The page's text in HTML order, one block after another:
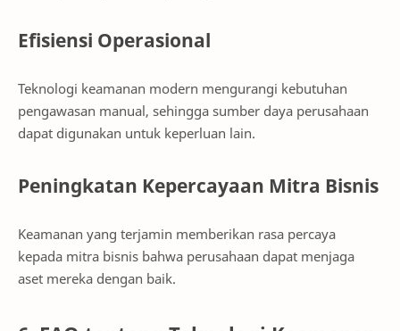
Efisiensi Operasional
Teknologi keamanan modern mengurangi kebutuhan
pengawasan manual, sehingga sumber daya perusahaan
dapat digunakan untuk keperluan lain.
Peningkatan Kepercayaan Mitra Bisnis
Keamanan yang terjamin memberikan rasa percaya
kepada mitra bisnis bahwa perusahaan dapat menjaga
aset mereka dengan baik.